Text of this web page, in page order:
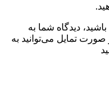
دیدگاه شما به
تمایل می‌توانید به